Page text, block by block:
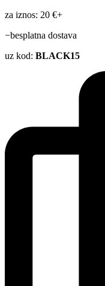
za iznos: 20 €+
−besplatna dostava
uz kod: BLACK15